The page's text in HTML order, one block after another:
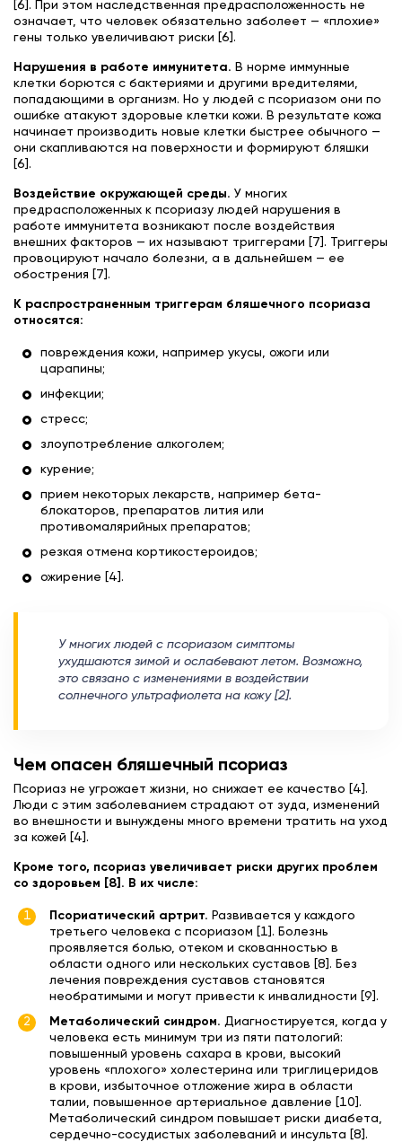
[6]. При этом наследственная предрасположенность не
означает, что человек обязательно заболеет — «плохие»
гены только увеличивают риски [6].
Нарушения в работе иммунитета. В норме иммунные
клетки борются с бактериями и другими вредителями,
попадающими в организм. Но у людей с псориазом они по
ошибке атакуют здоровые клетки кожи. В результате кожа
начинает производить новые клетки быстрее обычного —
они скапливаются на поверхности и формируют бляшки
[6].
Воздействие окружающей среды. У многих
предрасположенных к псориазу людей нарушения в
работе иммунитета возникают после воздействия
внешних факторов — их называют триггерами [7]. Триггеры
провоцируют начало болезни, а в дальнейшем — ее
обострения [7].
К распространенным триггерам бляшечного псориаза
относятся:
повреждения кожи, например укусы, ожоги или
царапины;
инфекции;
стресс;
злоупотребление алкоголем;
курение;
прием некоторых лекарств, например бета-
блокаторов, препаратов лития или
противомалярийных препаратов;
резкая отмена кортикостероидов;
ожирение [4].
У многих людей с псориазом симптомы
ухудшаются зимой и ослабевают летом. Возможно,
это связано с изменениями в воздействии
солнечного ультрафиолета на кожу [2].
Чем опасен бляшечный псориаз
Псориаз не угрожает жизни, но снижает ее качество [4].
Люди с этим заболеванием страдают от зуда, изменений
во внешности и вынуждены много времени тратить на уход
за кожей [4].
Кроме того, псориаз увеличивает риски других проблем
со здоровьем [8]. В их числе:
Псориатический артрит. Развивается у каждого
третьего человека с псориазом [1]. Болезнь
проявляется болью, отеком и скованностью в
области одного или нескольких суставов [8]. Без
лечения повреждения суставов становятся
необратимыми и могут привести к инвалидности [9].
Метаболический синдром. Диагностируется, когда у
человека есть минимум три из пяти патологий:
повышенный уровень сахара в крови, высокий
уровень «плохого» холестерина или триглицеридов
в крови, избыточное отложение жира в области
талии, повышенное артериальное давление [10].
Метаболический синдром повышает риски диабета,
сердечно-сосудистых заболеваний и инсульта [8].